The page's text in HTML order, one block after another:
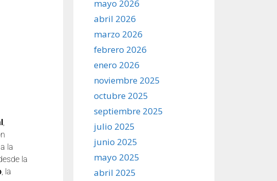
la
la
, la
mayo 2026
abril 2026
marzo 2026
febrero 2026
enero 2026
noviembre 2025
octubre 2025
septiembre 2025
julio 2025
junio 2025
mayo 2025
abril 2025